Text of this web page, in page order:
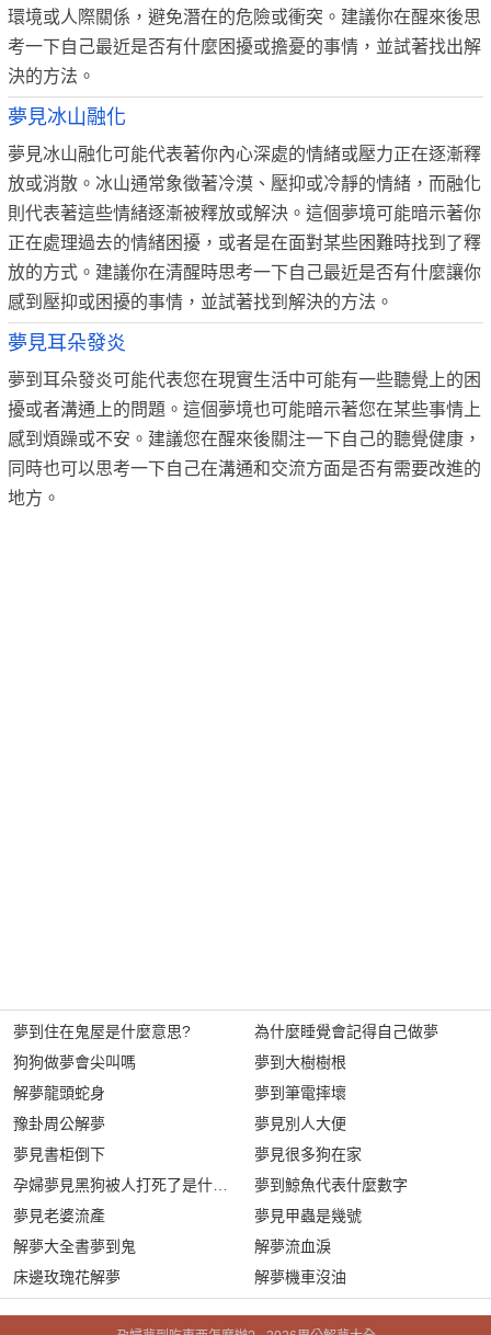
環境或人際關係，避免潛在的危險或衝突。建議你在醒來後思
考一下自己最近是否有什麼困擾或擔憂的事情，並試著找出解
決的方法。
夢見冰山融化
夢見冰山融化可能代表著你內心深處的情緒或壓力正在逐漸釋
放或消散。冰山通常象徵著冷漠、壓抑或冷靜的情緒，而融化
則代表著這些情緒逐漸被釋放或解決。這個夢境可能暗示著你
正在處理過去的情緒困擾，或者是在面對某些困難時找到了釋
放的方式。建議你在清醒時思考一下自己最近是否有什麼讓你
感到壓抑或困擾的事情，並試著找到解決的方法。
夢見耳朵發炎
夢到耳朵發炎可能代表您在現實生活中可能有一些聽覺上的困
擾或者溝通上的問題。這個夢境也可能暗示著您在某些事情上
感到煩躁或不安。建議您在醒來後關注一下自己的聽覺健康，
同時也可以思考一下自己在溝通和交流方面是否有需要改進的
地方。
夢到住在鬼屋是什麼意思?
狗狗做夢會尖叫嗎
解夢龍頭蛇身
豫卦周公解夢
夢見書柜倒下
孕婦夢見黑狗被人打死了是什麼意思?
夢見老婆流產
解夢大全書夢到鬼
床邊玫瑰花解夢
為什麼睡覺會記得自己做夢
夢到大樹樹根
夢到筆電摔壞
夢見別人大便
夢見很多狗在家
夢到鯨魚代表什麼數字
夢見甲蟲是幾號
解夢流血淚
解夢機車沒油